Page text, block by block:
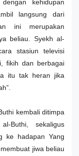
kehidupan
langsung dari
ini merupakan
beliau. Syekh al-
stasiun televisi
fikih dan berbagai
itu tak heran jika
kembali ditimpa
Buthi, sekaligus
ke hadapan Yang
jiwa beliau